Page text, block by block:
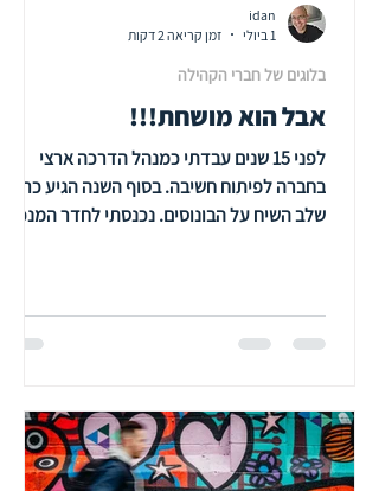
אבל הוא מושחת!!!
לפני 15 שנים עבדתי כמנהל הדרכה ארצי
בחברה לפיתוח חשיבה. בסוף השנה הגיע כרגיל
שלב השיח על הבונוסים. נכנסתי לחדר המנכ"ל
תרמתי תרומה משמעותית למערכת. הצעתי לו
שהיא עובדת נון סטופ ולגמרי הגיע לה. הוא
ביטל את העניין, אמר בכמה מילים שאנחנו
רצים ביחד מרתון ולא כל אחד רץ ספרינט לבד
בלוגים של חברי הקהילה
idan
1 ביולי
זמן קריאה 2 דקות